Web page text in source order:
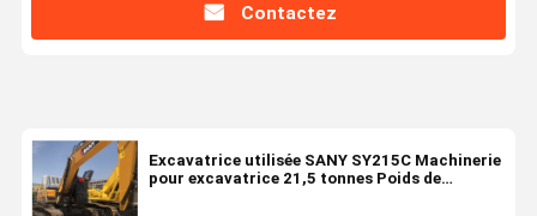
Contactez
Excavatrice utilisée SANY SY215C Machinerie
pour excavatrice 21,5 tonnes Poids de